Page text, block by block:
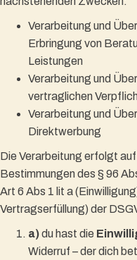
Verarbeitung und
Erbringung von
Leistungen
Verarbeitung und
vertraglichen
Verarbeitung und
Direktwerbung
Die Verarbeitung erfolgt
Bestimmungen des § 96
Art 6 Abs 1 lit a
Vertragserfüllung) der
a)du hast die
Widerruf – der dich